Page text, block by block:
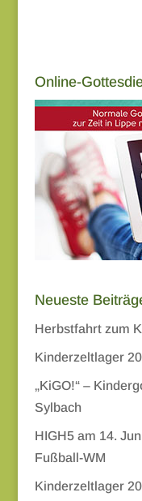
Online-
Neueste
Herbstfahrt zum
Kinderzeltlager
„KiGO!“ –
Sylbach
HIGH5 am 14.
Fußball-WM
Kinderzeltlager